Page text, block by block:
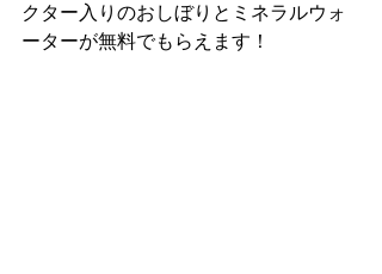
クター入りのおしぼりとミネラルウォ
ーターが無料でもらえます！